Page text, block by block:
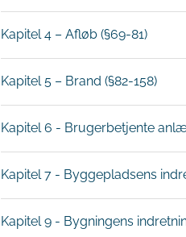
Kapitel 4 – Afløb (§69-81)
Kapitel 5 – Brand (§82-158)
Kapitel 6 - Brugerbetjente
Kapitel 7 - Byggepladsens
Kapitel 9 - Bygningens